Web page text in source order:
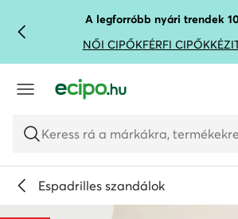
UGRÁS A FŐ TARTALOMRA
UGRÁS A KERESÉSHEZA legforróbb nyári trendek
NŐI CIPŐKFÉRFI CIPŐK
Keress rá a márkákra,
Espadrilles szandálok